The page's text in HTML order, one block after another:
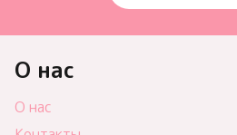
О нас
О нас